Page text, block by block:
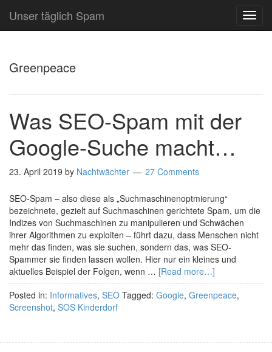
Unser täglich Spam
Greenpeace
Was SEO-Spam mit der
Google-Suche macht…
23. April 2019 by Nachtwächter 27 Comments
SEO-Spam – also diese als „Suchmaschinenoptmierung“
bezeichnete, gezielt auf Suchmaschinen gerichtete Spam, um die
Indizes von Suchmaschinen zu manipulieren und Schwächen
ihrer Algorithmen zu exploiten – führt dazu, dass Menschen nicht
mehr das finden, was sie suchen, sondern das, was SEO-
Spammer sie finden lassen wollen. Hier nur ein kleines und
aktuelles Beispiel der Folgen, wenn … [Read more…]
Posted in: Informatives, SEO Tagged: Google, Greenpeace,
Screenshot, SOS Kinderdorf